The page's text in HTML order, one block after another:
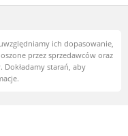
ich dopasowanie,
przez sprzedawców oraz
starań, aby